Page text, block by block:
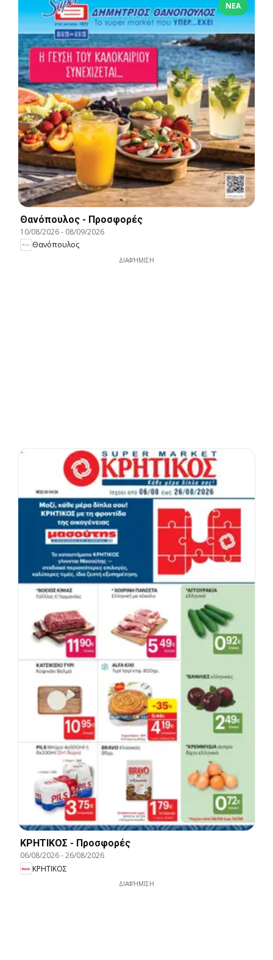
ΝΈΑ
Θανόπουλος - Προσφορές
10/08/2026- 08/09/2026
Θανόπουλος
ΔΙΑΦΉΜΙΣΗ
ΚΡΗΤΙΚΟΣ - Προσφορές
06/08/2026-26/08/2026
ΚΡΗΤΙΚΟΣ
ΔΙΑΦΉΜΙΣΗ